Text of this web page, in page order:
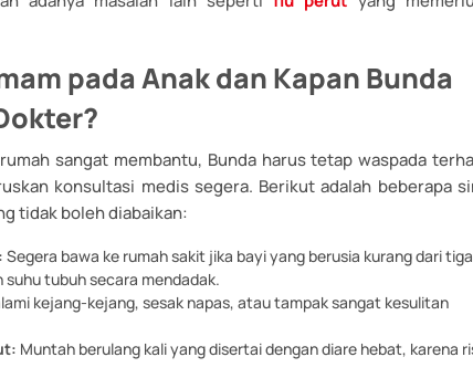
pada Anak dan Kapan Bunda
sangat membantu, Bunda harus tetap waspada
konsultasi medis segera. Berikut adalah beberapa
tidak boleh diabaikan:
Segera bawa ke rumah sakit jika bayi yang berusia kurang dari tiga
tubuh secara mendadak.
kejang-kejang, sesak napas, atau tampak sangat kesulitan
Muntah berulang kali yang disertai dengan diare hebat, karena